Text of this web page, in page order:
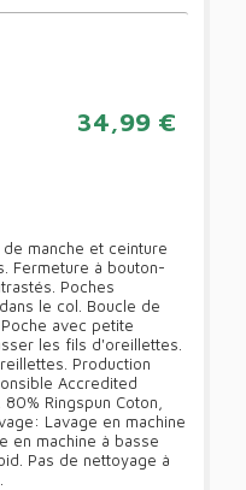
34,99 €
manche et ceinture
Fermeture à bouton-
Poches
le col. Boucle de
avec petite
les fils d'oreillettes.
Production
Accredited
Ringspun Coton,
Lavage en machine
en machine à basse
Pas de nettoyage à